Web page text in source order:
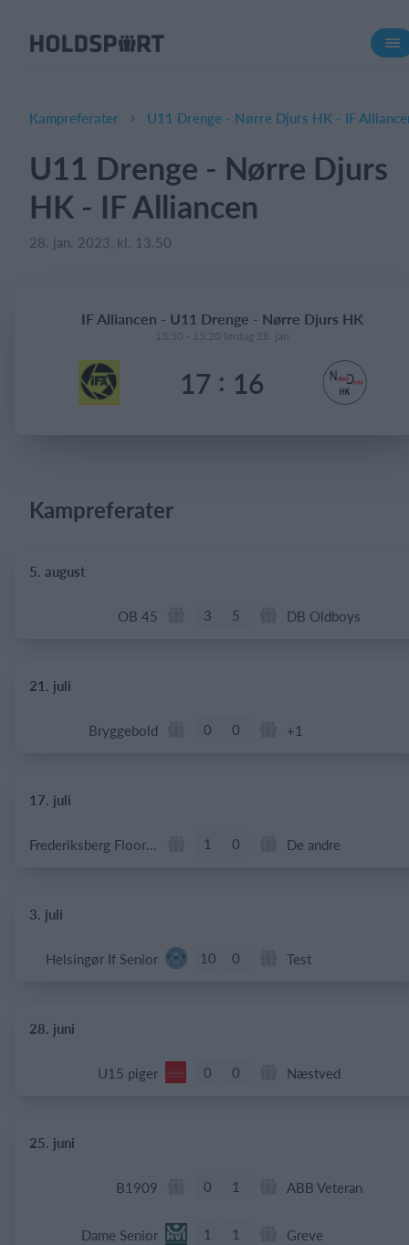
Om Holdsport
Presseomtale
Funktioner
Kalender
Webshop
Hvad koster det?
Kampreferater U11 Drenge - Nørre Djurs HK - IF
U11 Drenge - Nørre Djurs
HK - IF Alliancen
28. jan. 2023, kl. 13.50
IF Alliancen - U11 Drenge - Nørre Djurs HK
13:50 - 15:20 lørdag 28. jan
17 : 16
Kampreferater
5. august
OB 45 3 5 DB Oldboys
21. juli
Bryggebold 0 0 +1
17. juli
Frederiksberg Floorball Fighters 1 0 De andre
3. juli
Helsingør If Senior 10 0 Test
28. juni
U15 piger 0 0 Næstved
25. juni
B1909 0 1 ABB Veteran
Dame Senior 1 1 Greve